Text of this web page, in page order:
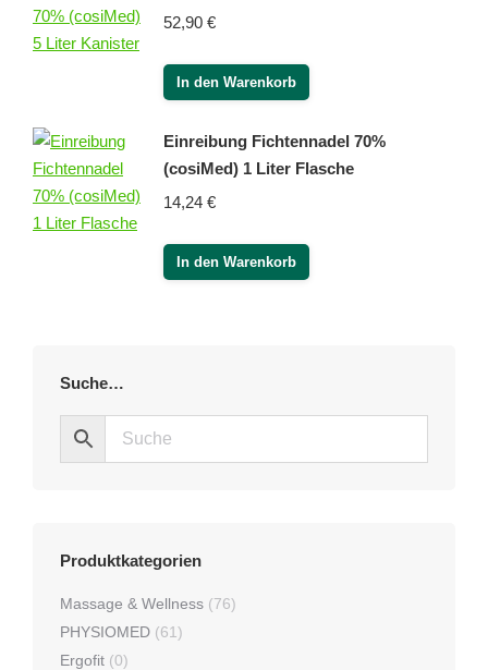
52,90 €
In den Warenkorb
Einreibung Fichtennadel 70%
(cosiMed) 1 Liter Flasche
14,24 €
In den Warenkorb
Suche…
Produktkategorien
Massage & Wellness (76)
PHYSIOMED (61)
Ergofit (0)